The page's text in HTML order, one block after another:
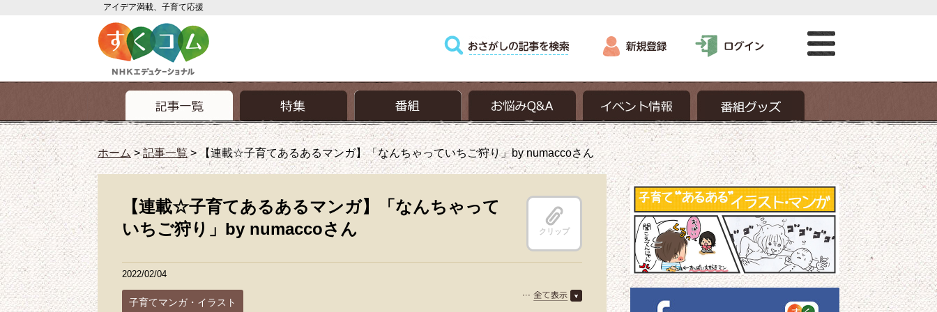
アイデア満載、子育て応援
ホーム>記事一覧>【連載☆子育てあるあるマンガ】「なんちゃっていちご狩り」by numaccoさん
【連載☆子育てあるあるマンガ】「なんちゃって
いちご狩り」by numaccoさん
クリップ
2022/02/04
子育てマンガ・イラスト